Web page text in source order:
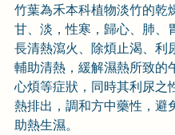
竹葉為禾本科植物淡竹的乾
甘、淡，性寒，歸心、肺、
長清熱瀉火、除煩止渴、利
輔助清熱，緩解濕熱所致的
心煩等症狀，同時其利尿之
熱排出，調和方中藥性，避
助熱生濕。